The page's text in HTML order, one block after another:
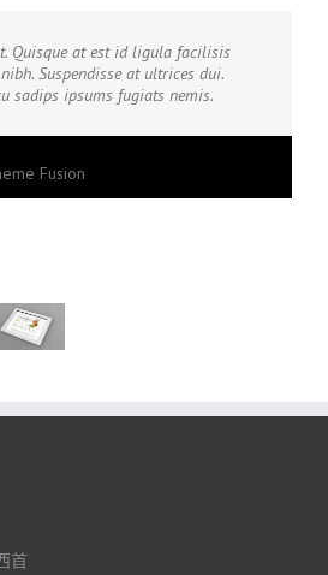
Quisque at est id ligula facilisis
Suspendisse at ultrices dui.
sadips ipsums fugiats nemis.
Fusion
首